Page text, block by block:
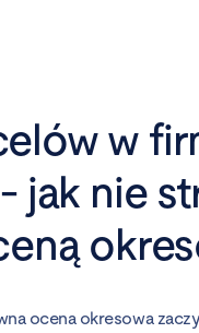
w
jak nie
ocena okresowa